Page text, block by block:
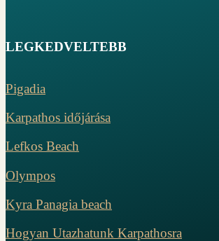
LEGKEDVELTEBB
Pigadia
Karpathos időjárása
Lefkos Beach
Olympos
Kyra Panagia beach
Hogyan Utazhatunk Karpathosra